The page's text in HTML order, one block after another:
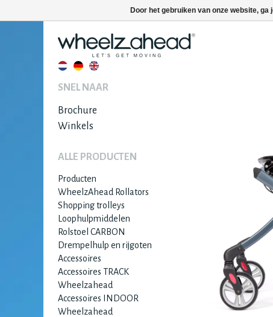
SNEL NAAR
Brochure
Winkels
ALLE PRODUCTEN
Producten
WheelzAhead Rollators
Shopping trolleys
Loophulpmiddelen
Rolstoel CARBON
Drempelhulp en rijgoten
Accessoires
Accessoires TRACK
Wheelzahead
Accessoires INDOOR
Wheelzahead
Door het gebruiken van onze website,